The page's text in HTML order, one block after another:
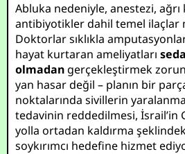
Abluka nedeniyle, anestezi, ağrı
antibiyotikler dahil temel ilaçlar
Doktorlar sıklıkla
hayat kurtaran ameliyatları
olmadan gerçekleştirmek
yan hasar değil – planın bir
noktalarında sivillerin
tedavinin reddedilmesi, İsrail’in
yolla ortadan kaldırma
soykırımcı hedefine hizmet